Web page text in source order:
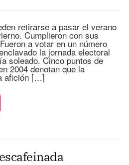
retirarse a pasar el verano
Cumplieron con sus
a votar en un número
la jornada electoral
soleado. Cinco puntos de
2004 denotan que la
afición […]